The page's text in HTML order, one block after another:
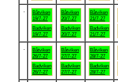
Båtviken
19/7-27
Badviken
19/7-27
Båtviken
20/7-27
Badviken
20/7-27
Båtviken
21/7-27
Badviken
21/7-27
Båtviken
26/7-27
Badviken
26/7-27
Båtviken
27/7-27
Badviken
27/7-27
Båtviken
28/7-27
Badviken
28/7-27